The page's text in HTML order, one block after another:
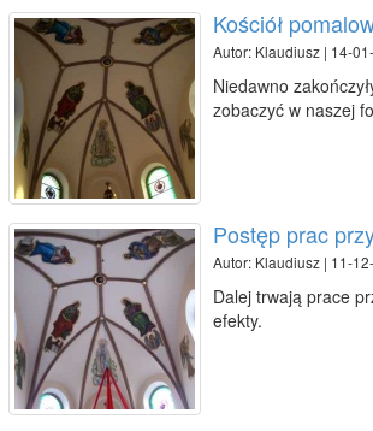
Kościół
Autor: Klaudiusz | 14-
Niedawno
zobaczyć w naszej
Postęp prac
Autor: Klaudiusz | 11-
Dalej trwają prace
efekty.